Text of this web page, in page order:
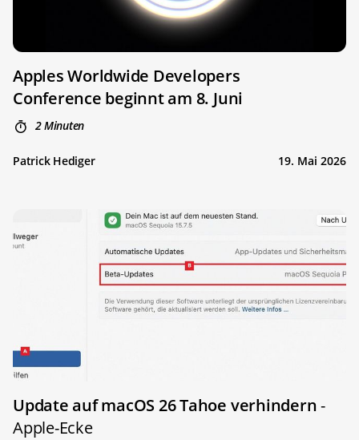
Apples Worldwide Developers
Conference beginnt am 8. Juni
2 Minuten
Patrick Hediger 19. Mai 2026
Update auf macOS 26 Tahoe verhindern-
Apple-Ecke